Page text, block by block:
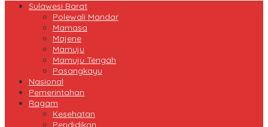
Sulawesi Barat
Polewali Mandar
Mamasa
Majene
Mamuju
Mamuju Tengah
Pasangkayu
Nasional
Pemerintahan
Ragam
Kesehatan
Pendidikan